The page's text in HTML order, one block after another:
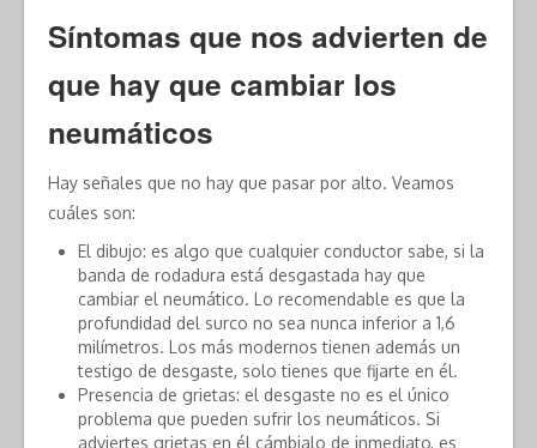
Síntomas que nos advierten de
que hay que cambiar los
neumáticos
Hay señales que no hay que pasar por alto. Veamos
cuáles son:
El dibujo: es algo que cualquier conductor sabe, si la
banda de rodadura está desgastada hay que
cambiar el neumático. Lo recomendable es que la
profundidad del surco no sea nunca inferior a 1,6
milímetros. Los más modernos tienen además un
testigo de desgaste, solo tienes que fijarte en él.
Presencia de grietas: el desgaste no es el único
problema que pueden sufrir los neumáticos. Si
adviertes grietas en él cámbialo de inmediato, es